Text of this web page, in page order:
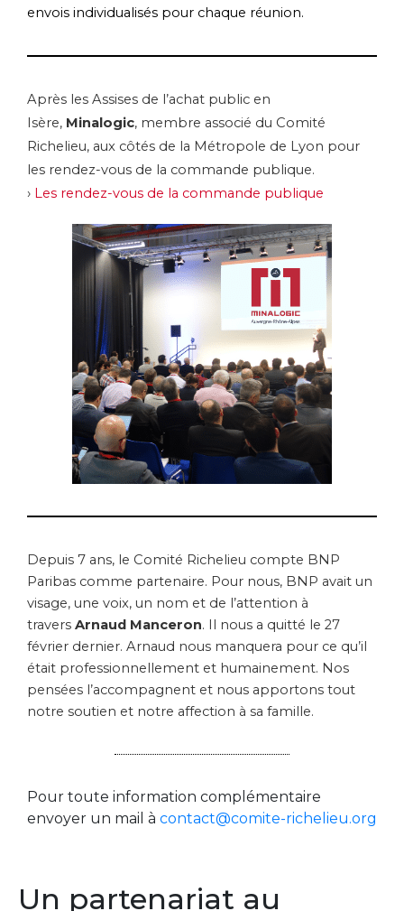
envois individualisés pour chaque réunion.
Après les Assises de l’achat public en
Isère, Minalogic, membre associé du Comité
Richelieu, aux côtés de la Métropole de Lyon pour
les rendez-vous de la commande publique.
› Les rendez-vous de la commande publique
Depuis 7 ans, le Comité Richelieu compte BNP
Paribas comme partenaire. Pour nous, BNP avait un
visage, une voix, un nom et de l’attention à
travers Arnaud Manceron. Il nous a quitté le 27
février dernier. Arnaud nous manquera pour ce qu’il
était professionnellement et humainement. Nos
pensées l’accompagnent et nous apportons tout
notre soutien et notre affection à sa famille.
Pour toute information complémentaire
envoyer un mail à contact@comite-richelieu.org
Un partenariat au